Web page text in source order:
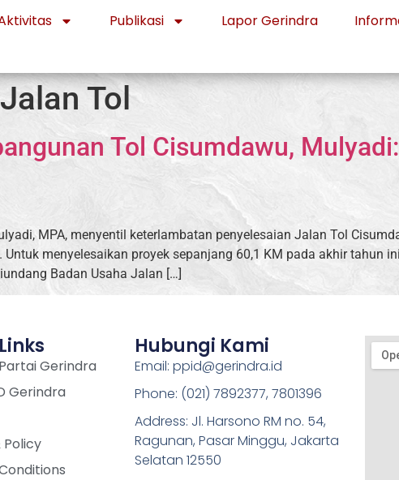
Publikasi Lapor Gerindra
Tol
Tol Cisumdawu,
MPA, menyentil keterlambatan penyelesaian Jalan Tol
menyelesaikan proyek sepanjang 60,1 KM pada akhir tahun
Badan Usaha Jalan […]
Gerindra
Gerindra
Policy
Hubungi Kami
Email: ppid@gerindra.id
Phone: (021) 7892377, 7801396
Address: Jl. Harsono RM no. 54,
Ragunan, Pasar Minggu, Jakarta
Selatan 12550